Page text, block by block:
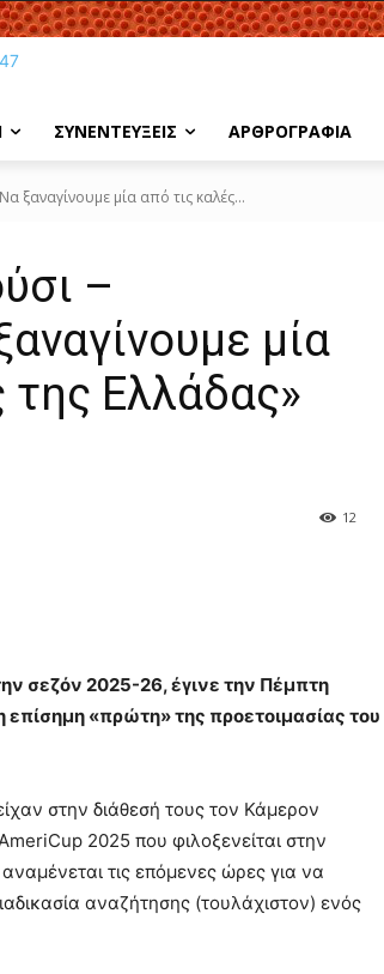
ΣΥΝΕΝΤΕΥΞΕΙΣ ΑΡΘΡΟΓΡΑΦΙΑ
μία από τις καλές...
–
μία
της Ελλάδας»
12
σεζόν 2025-26, έγινε την Πέμπτη
«πρώτη» της προετοιμασίας του
στην διάθεσή τους τον Κάμερον
2025 που φιλοξενείται στην
τις επόμενες ώρες για να
αναζήτησης (τουλάχιστον) ενός